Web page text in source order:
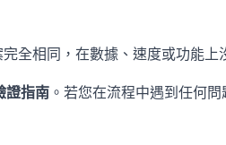
全相同，在數據、速度或功能
證指南 。若您在流程中遇到任何問